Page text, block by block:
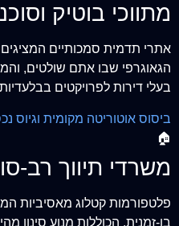
מתווכי בוטיק
אתרי תדמית סמכותיים
הגאוגרפי שבו אתם שולטים,
בעלי דירות לפרויקטים
ביסוס אוטוריטה מקומית וגיוס
🏠
משרדי תיווך רב-
פלטפורמות קטלוג מאסיביות
בו-זמנית, הכוללות מנוע סינון